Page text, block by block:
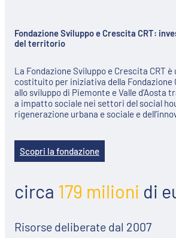
Fondazione Sviluppo e Crescita CRT:
del territorio
La Fondazione Sviluppo e Crescita CRT
costituito per iniziativa della Fondazione
allo sviluppo di Piemonte e Valle
a impatto sociale nei settori del social
rigenerazione urbana e sociale e
Scopri la fondazione
circa 179 milioni di
Risorse deliberate dal 2007